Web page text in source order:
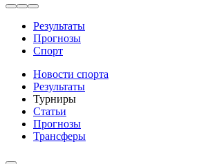
Результаты
Прогнозы
Спорт
Новости спорта
Результаты
Турниры
Статьи
Прогнозы
Трансферы